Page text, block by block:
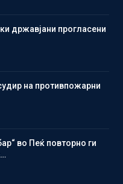
државјани прогласени
на противпожарни
во Пеќ повторно ги